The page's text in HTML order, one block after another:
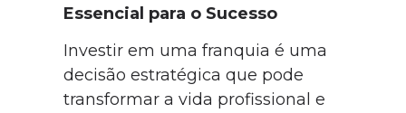
Essencial para o Sucesso
Investir em uma franquia é uma
decisão estratégica que pode
transformar a vida profissional e